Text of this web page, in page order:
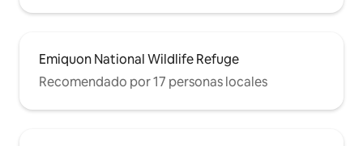
Emiquon National Wildlife Refuge
Recomendado por 17 personas locales